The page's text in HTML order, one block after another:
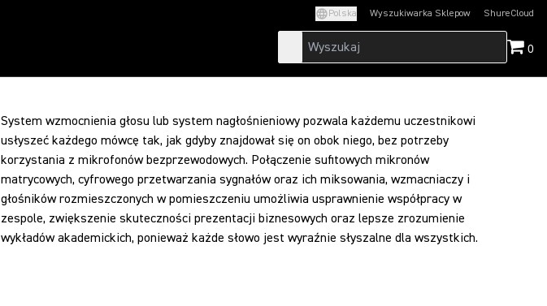
Polska Wyszukiwarka Sklepow ShureCloud
(Opens in a new
0
System wzmocnienia głosu lub system nagłośnieniowy pozwala każdemu uczestnikowi
usłyszeć każdego mówcę tak, jak gdyby znajdował się on obok niego, bez potrzeby
korzystania z mikrofonów bezprzewodowych. Połączenie sufitowych mikronów
matrycowych, cyfrowego przetwarzania sygnałów oraz ich miksowania, wzmacniaczy i
głośników rozmieszczonych w pomieszczeniu umożliwia usprawnienie współpracy w
zespole, zwiększenie skuteczności prezentacji biznesowych oraz lepsze zrozumienie
wykładów akademickich, ponieważ każde słowo jest wyraźnie słyszalne dla wszystkich.